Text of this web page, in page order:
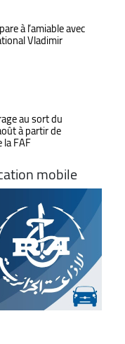
à l’amiable avec
Vladimir
au sort du
à partir de
FAF
mobile